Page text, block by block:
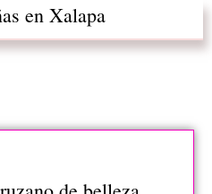
en Xalapa